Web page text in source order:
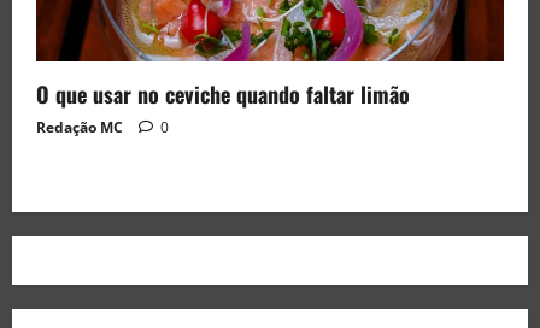
O que usar no ceviche quando faltar limão
Redação MC 0